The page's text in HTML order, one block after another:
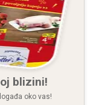
blizini!
oko vas!